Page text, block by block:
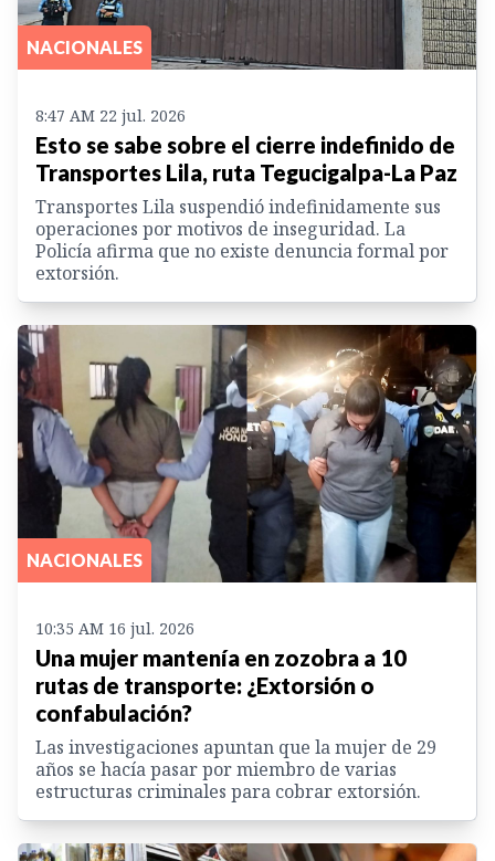
NACIONALES
8:47 AM 22 jul. 2026
Esto se sabe sobre el cierre indefinido de
Transportes Lila, ruta Tegucigalpa-La Paz
Transportes Lila suspendió indefinidamente sus
operaciones por motivos de inseguridad. La
Policía afirma que no existe denuncia formal por
extorsión.
NACIONALES
10:35 AM 16 jul. 2026
Una mujer mantenía en zozobra a 10
rutas de transporte: ¿Extorsión o
confabulación?
Las investigaciones apuntan que la mujer de 29
años se hacía pasar por miembro de varias
estructuras criminales para cobrar extorsión.